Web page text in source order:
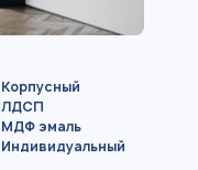
Корпусный
ЛДСП
МДФ эмаль
Индивидуальный